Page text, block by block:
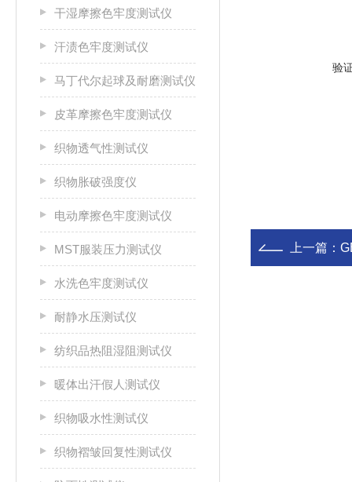
干湿摩擦色牢度测试仪
汗渍色牢度测试仪
马丁代尔起球及耐磨测试仪
皮革摩擦色牢度测试仪
织物透气性测试仪
织物胀破强度仪
电动摩擦色牢度测试仪
MST服装压力测试仪
水洗色牢度测试仪
耐静水压测试仪
纺织品热阻湿阻测试仪
暖体出汗假人测试仪
织物吸水性测试仪
织物褶皱回复性测试仪
验
上一篇：